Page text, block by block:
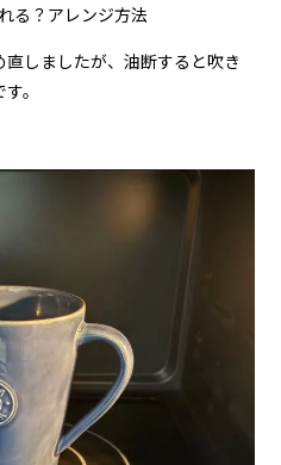
る？アレンジ方法
しましたが、油断すると吹き
。